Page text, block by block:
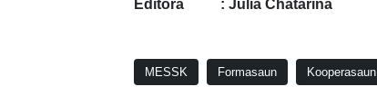
Editora : Julia Chatarina
MESSK Formasaun Kooperasaun